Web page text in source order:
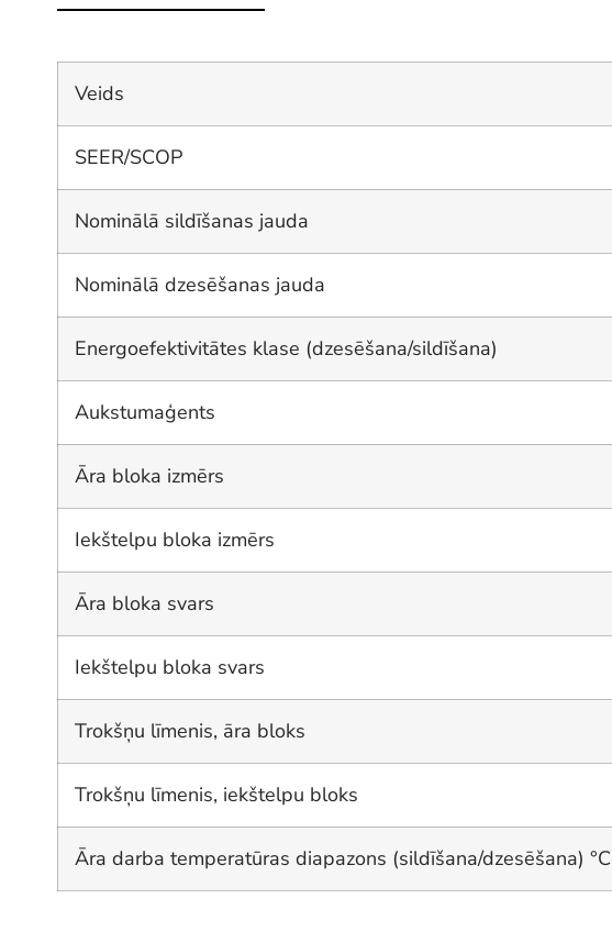
Veids
SEER/SCOP
Nominālā sildīšanas jauda
Nominālā dzesēšanas jauda
Energoefektivitātes klase (dzesēšana/sildīšana)
Aukstumaģents
Āra bloka izmērs
Iekštelpu bloka izmērs
Āra bloka svars
Iekštelpu bloka svars
Trokšņu līmenis, āra bloks
Trokšņu līmenis, iekštelpu bloks
Āra darba temperatūras diapazons (sildīšana/dzesēšana) °C